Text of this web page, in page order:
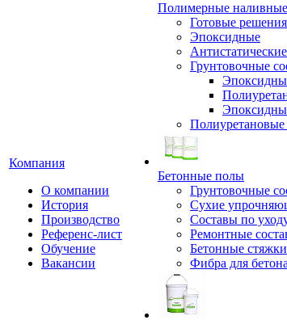
Компания
О компании
История
Производство
Референс-лист
Обучение
Вакансии
Полимерные
Готовые решения
Эпоксидные
Антистатические
Грунтовочные
Полиуретановые
Бетонные полы
Грунтовочные
Сухие
Составы по
Ремонтные
Бетонные стяжки
Фибра для бетона